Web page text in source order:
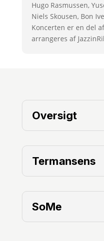
Hugo Rasmussen,
Niels Skousen, Bon
Koncerten er en del
arrangeres af
Oversigt
Termansens
SoMe